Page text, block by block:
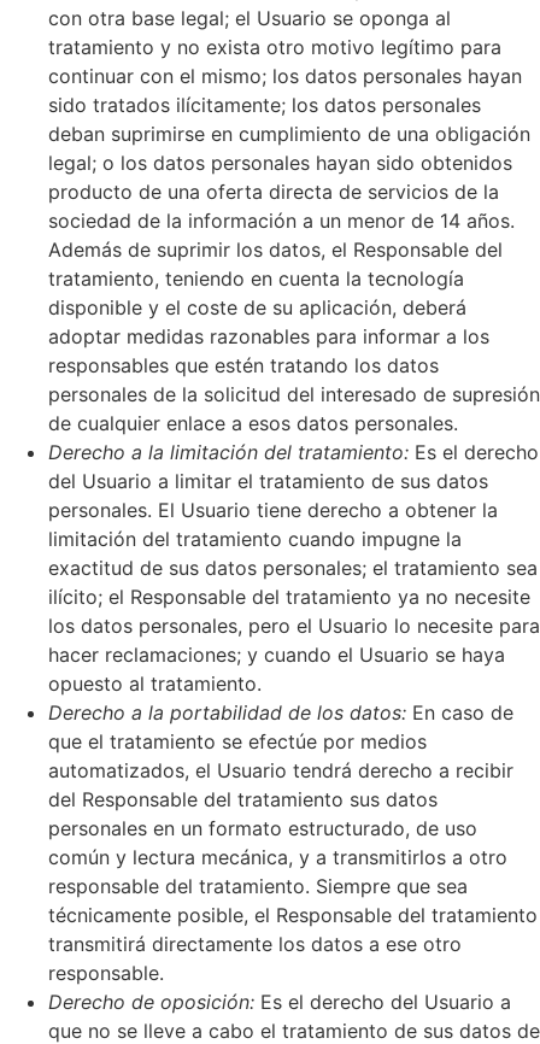
con otra base legal; el Usuario se oponga al
tratamiento y no exista otro motivo legítimo para
continuar con el mismo; los datos personales hayan
sido tratados ilícitamente; los datos personales
deban suprimirse en cumplimiento de una obligación
legal; o los datos personales hayan sido obtenidos
producto de una oferta directa de servicios de la
sociedad de la información a un menor de 14 años.
Además de suprimir los datos, el Responsable del
tratamiento, teniendo en cuenta la tecnología
disponible y el coste de su aplicación, deberá
adoptar medidas razonables para informar a los
responsables que estén tratando los datos
personales de la solicitud del interesado de supresión
de cualquier enlace a esos datos personales.
Derecho a la limitación del tratamiento: Es el derecho
del Usuario a limitar el tratamiento de sus datos
personales. El Usuario tiene derecho a obtener la
limitación del tratamiento cuando impugne la
exactitud de sus datos personales; el tratamiento sea
ilícito; el Responsable del tratamiento ya no necesite
los datos personales, pero el Usuario lo necesite para
hacer reclamaciones; y cuando el Usuario se haya
opuesto al tratamiento.
Derecho a la portabilidad de los datos: En caso de
que el tratamiento se efectúe por medios
automatizados, el Usuario tendrá derecho a recibir
del Responsable del tratamiento sus datos
personales en un formato estructurado, de uso
común y lectura mecánica, y a transmitirlos a otro
responsable del tratamiento. Siempre que sea
técnicamente posible, el Responsable del tratamiento
transmitirá directamente los datos a ese otro
responsable.
Derecho de oposición: Es el derecho del Usuario a
que no se lleve a cabo el tratamiento de sus datos de